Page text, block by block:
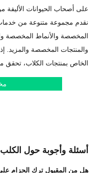
على أصحاب الحيوانات
نقدم مجموعة متنوعة من
المخصصة والأنماط المخصصة
والمنتجات المخصصة والمزيد.
الخاص بمنتجات الكلاب، تحقق
أسئلة وأجوبة حول الكلب
هل من المقبول ترك الحزام